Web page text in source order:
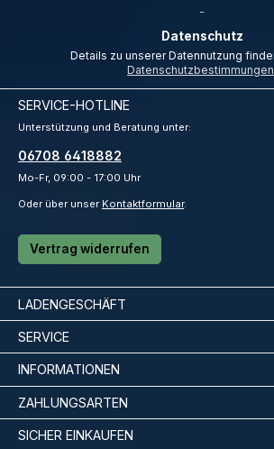
Datenschutz
Datenschutzbestimmungen
SERVICE-HOTLINE
Unterstützung und Beratung unter:
06708 6418882
Mo-Fr, 09:00 - 17:00 Uhr
Oder über unser Kontaktformular.
Vertrag widerrufen
LADENGESCHÄFT
SERVICE
INFORMATIONEN
ZAHLUNGSARTEN
SICHER EINKAUFEN